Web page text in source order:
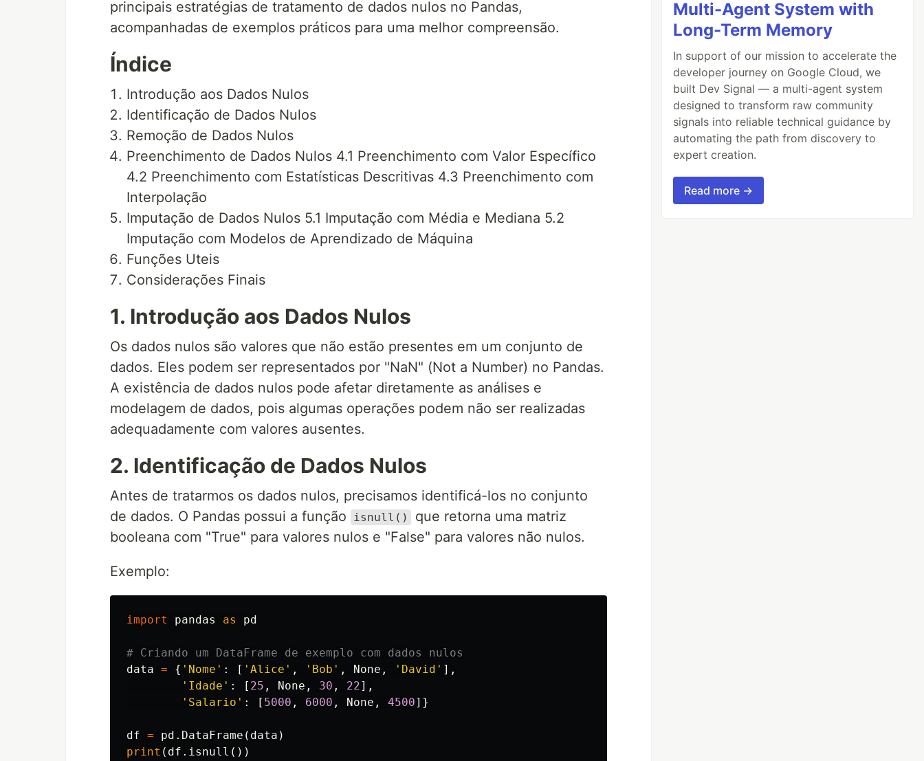
principais estratégias de tratamento de dados nulos no Pandas,
acompanhadas de exemplos práticos para uma melhor compreensão.
Índice
Introdução aos Dados Nulos
Identificação de Dados Nulos
Remoção de Dados Nulos
Preenchimento de Dados Nulos 4.1 Preenchimento com Valor Específico
4.2 Preenchimento com Estatísticas Descritivas 4.3 Preenchimento com
Interpolação
Imputação de Dados Nulos 5.1 Imputação com Média e Mediana 5.2
Imputação com Modelos de Aprendizado de Máquina
Funções Uteis
Considerações Finais
1. Introdução aos Dados Nulos
Os dados nulos são valores que não estão presentes em um conjunto de
dados. Eles podem ser representados por "NaN" (Not a Number) no Pandas.
A existência de dados nulos pode afetar diretamente as análises e
modelagem de dados, pois algumas operações podem não ser realizadas
adequadamente com valores ausentes.
2. Identificação de Dados Nulos
Antes de tratarmos os dados nulos, precisamos identificá-los no conjunto
de dados. O Pandas possui a função
isnull()
que retorna uma matriz
booleana com "True" para valores nulos e "False" para valores não nulos.
Exemplo:
import pandas as pd
data = { 'Nome' : [ 'Alice' , 'Bob' , None , 'David' ],
'Idade' : [ 25 , None , 30 , 22],
'Salario' : [ 5000 , 6000 , None , 4500]}
df = pd . DataFrame ( data )
print ( df . isnull ())
Multi-Agent System with
Long-Term Memory
In support of our mission to accelerate the
developer journey on Google Cloud, we
built Dev Signal — a multi-agent system
designed to transform raw community
signals into reliable technical guidance by
automating the path from discovery to
expert creation.
Read more →